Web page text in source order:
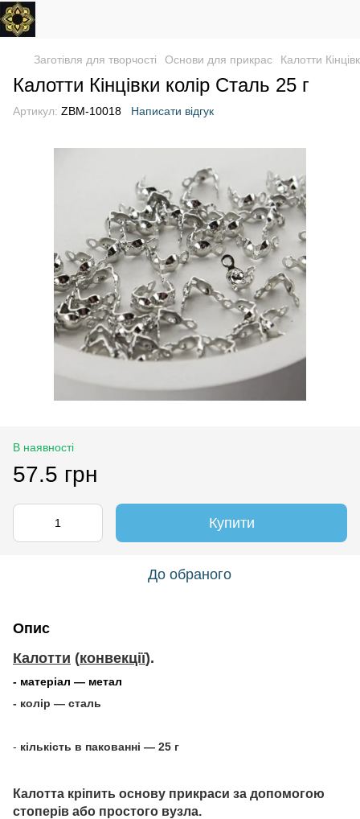
Заготівля для творчості Основи для прикрас Калотти
Калотти Кінцівки колір Сталь 25 г
Артикул: ZBM-10018 Написати відгук
В наявності
57.5 грн
Купити
До обраного
Опис
Калотти (конвекції).
- матеріал — метал
- колір — сталь
- кількість в пакованні — 25 г
Калотта кріпить основу прикраси за допомогою
стоперів або простого вузла.